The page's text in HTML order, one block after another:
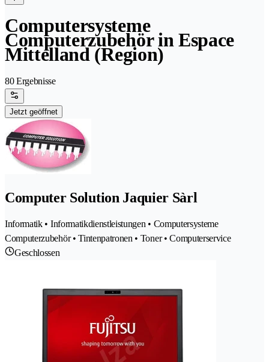
Computersysteme
Computerzubehör in Espace
Mittelland (Region)
80 Ergebnisse
Jetzt geöffnet
Computer Solution Jaquier Sàrl
Informatik • Informatikdienstleistungen • Computersysteme
Computerzubehör • Tintenpatronen • Toner • Computerservice
Geschlossen